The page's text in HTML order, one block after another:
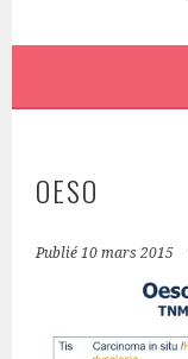
OESO
Publié10 mars 2015